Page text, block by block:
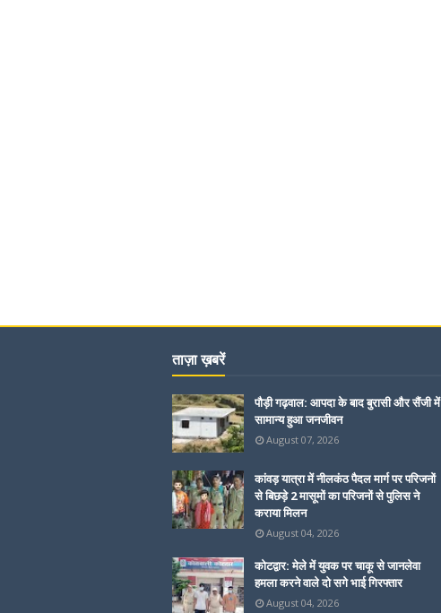
ताज़ा ख़बरें
पौड़ी गढ़वाल: आपदा के बाद बुरासी और सैंजी में
सामान्य हुआ जनजीवन
August 07, 2026
कांवड़ यात्रा में नीलकंठ पैदल मार्ग पर परिजनों
से बिछड़े 2 मासूमों का परिजनों से पुलिस ने
कराया मिलन
August 04, 2026
कोटद्वार: मेले में युवक पर चाकू से जानलेवा
हमला करने वाले दो सगे भाई गिरफ्तार
August 04, 2026